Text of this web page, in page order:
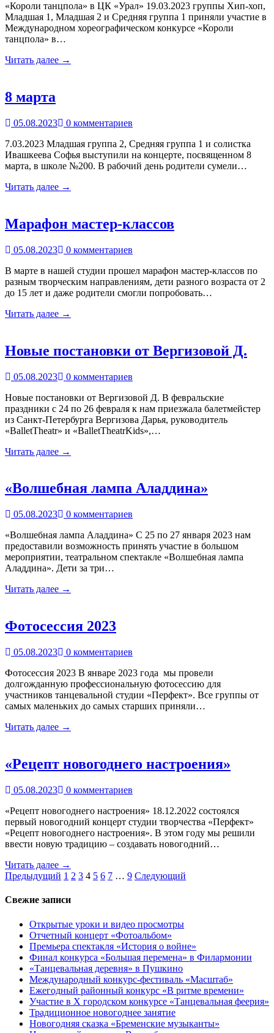
«Короли танцпола» в ЦК «Урал» 19.03.2023 группы Хип-хоп,
Младшая 1, Младшая 2 и Средняя группа 1 приняли участие в
Международном хореографическом конкурсе «Короли
танцпола» в…
Читать далее →
8 марта
05.08.2023
0 комментариев
7.03.2023 Младшая группа 2, Средняя группа 1 и солистка
Ивашкеева Софья выступили на концерте, посвященном 8
марта, в школе №200. В рабочий день родители сумели…
Читать далее →
Марафон мастер-классов
05.08.2023
0 комментариев
В марте в нашей студии прошел марафон мастер-классов по
разным творческим направлениям, дети разного возраста от 2
до 15 лет и даже родители смогли попробовать…
Читать далее →
Новые постановки от Вергизовой Д.
05.08.2023
0 комментариев
Новые постановки от Вергизовой Д. В февральские
праздники с 24 по 26 февраля к нам приезжала балетмейстер
из Санкт-Петербурга Вергизова Дарья, руководитель
«BalletTheatr» и «BalletTheatrKids»,…
Читать далее →
«Волшебная лампа Аладдина»
05.08.2023
0 комментариев
«Волшебная лампа Аладдина» С 25 по 27 января 2023 нам
предоставили возможность принять участие в большом
мероприятии, театральном спектакле «Волшебная лампа
Аладдина». Дети за три…
Читать далее →
Фотосессия 2023
05.08.2023
0 комментариев
Фотосессия 2023 В январе 2023 года мы провели
долгожданную профессиональную фотосессию для
участников танцевальной студии «Перфект». Все группы от
самых маленьких до самых старших приняли…
Читать далее →
«Рецепт новогоднего настроения»
05.08.2023
0 комментариев
«Рецепт новогоднего настроения» 18.12.2022 состоялся
первый новогодний концерт студии творчества «Перфект»
«Рецепт новогоднего настроения». В этом году мы решили
ввести новую традицию – создавать новогодний…
Читать далее →
Пагинация
записей
Предыдущий 1 2 3 4 5 6 7 … 9 Следующий
Свежие записи
Открытые уроки и видео просмотры
Отчетный концерт «Фотоальбом»
Премьера спектакля «История о войне»
Финал конкурса «Большая перемена» в Филармонии
«Танцевальная деревня» в Пушкино
Международный конкурс-фестиваль «Масштаб»
Ежегодный районный конкурс «В ритме времени»
Участие в X городском конкурсе «Танцевальная феерия»
Традиционное новогоднее занятие
Новогодняя сказка «Бременские музыканты»